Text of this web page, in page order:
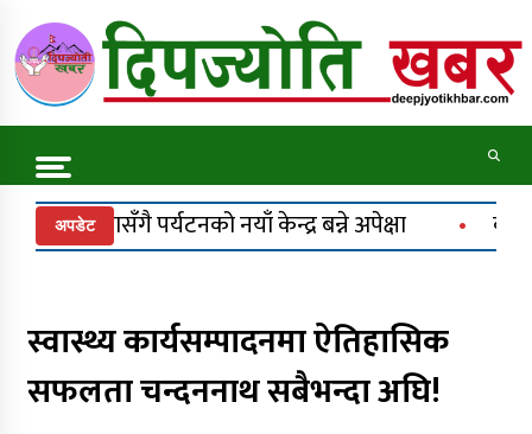
content
Online News Portal
Trending Now
कर्णाली राजमार्ग अवरुद्ध
अपडेट
बन्ने अपेक्षा कर्णाली प्रदेश निर्माण व्यवसायी
स्वास्थ्य कार्यसम्पादनमा ऐतिहासिक
सफलता चन्दननाथ सबैभन्दा अघि!